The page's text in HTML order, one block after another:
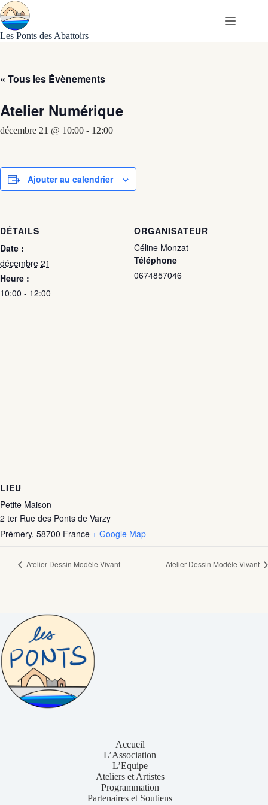
Passer
au
contenu
Les Ponts des Abattoirs
« Tous les Évènements
Atelier Numérique
décembre 21 @ 10:00 - 12:00
Ajouter au calendrier
DÉTAILS
Date :
décembre 21
Heure :
10:00 - 12:00
ORGANISATEUR
Céline Monzat
Téléphone
0674857046
LIEU
Petite Maison
2 ter Rue des Ponts de Varzy
Prémery, 58700 France + Google Map
Atelier Dessin Modèle Vivant Atelier Dessin Modèle Vivant
Accueil
L’Association
L’Equipe
Ateliers et Artistes
Programmation
Partenaires et Soutiens